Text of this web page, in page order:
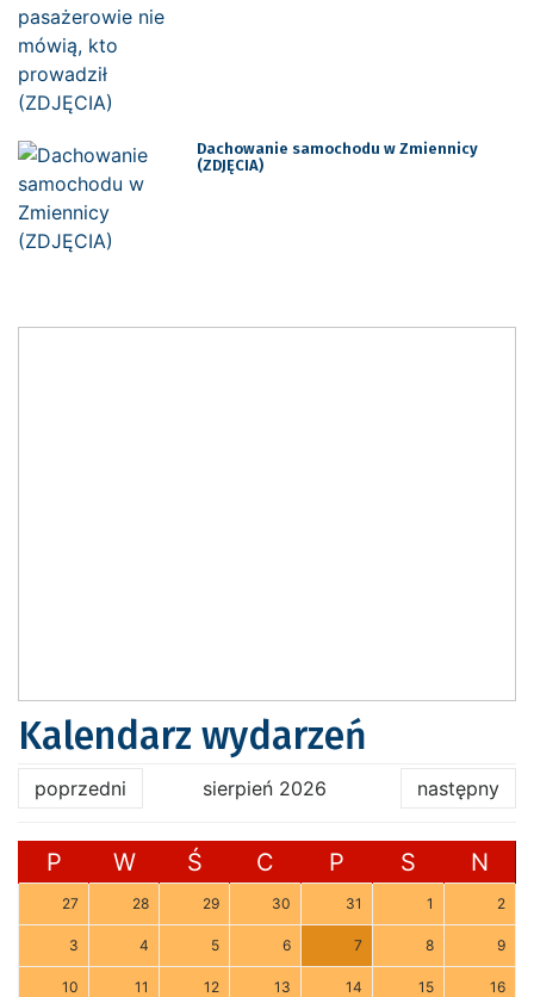
Dachowanie samochodu w Zmiennicy
(ZDJĘCIA)
Kalendarz wydarzeń
poprzedni sierpień 2026 następny
P W Ś C P S N
27 28 29 30 31 1 2
3 4 5 6 7 8 9
10 11 12 13 14 15 16